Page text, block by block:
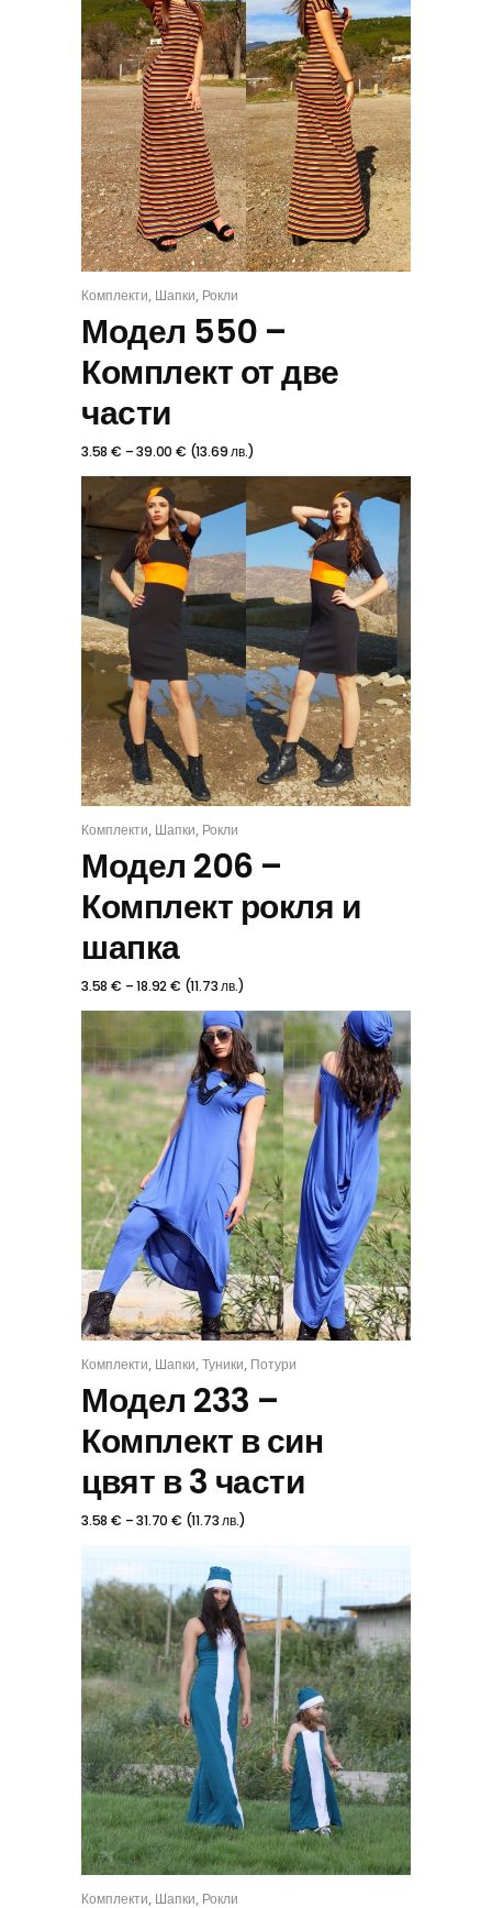
КОМПЛЕКТ
Комплекти, Шапки, Рокли
Модел 550 –
Комплект от две
части
3.58 € –39.00€ (13.69лв.)
КОМПЛЕКТ
Комплекти, Шапки, Рокли
Модел 206 –
Комплект рокля и
шапка
3.58 € –18.92€ (11.73лв.)
КОМПЛЕКТ
Комплекти, Шапки,Туники, Потури
Модел 233 –
Комплект в син
цвят в 3 части
3.58 € –31.70€ (11.73лв.)
КОМПЛЕКТ
Комплекти, Шапки, Рокли